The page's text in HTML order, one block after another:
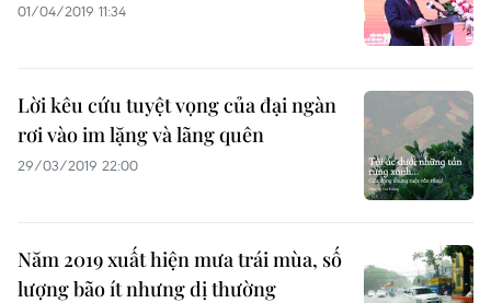
01/04/2019 11:34
Lời kêu cứu tuyệt vọng của đại ngàn
rơi vào im lặng và lãng quên
29/03/2019 22:00
Năm 2019 xuất hiện mưa trái mùa, số
lượng bão ít nhưng dị thường